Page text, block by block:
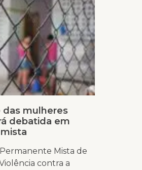
das mulheres
debatida em
Permanente Mista de
contra a